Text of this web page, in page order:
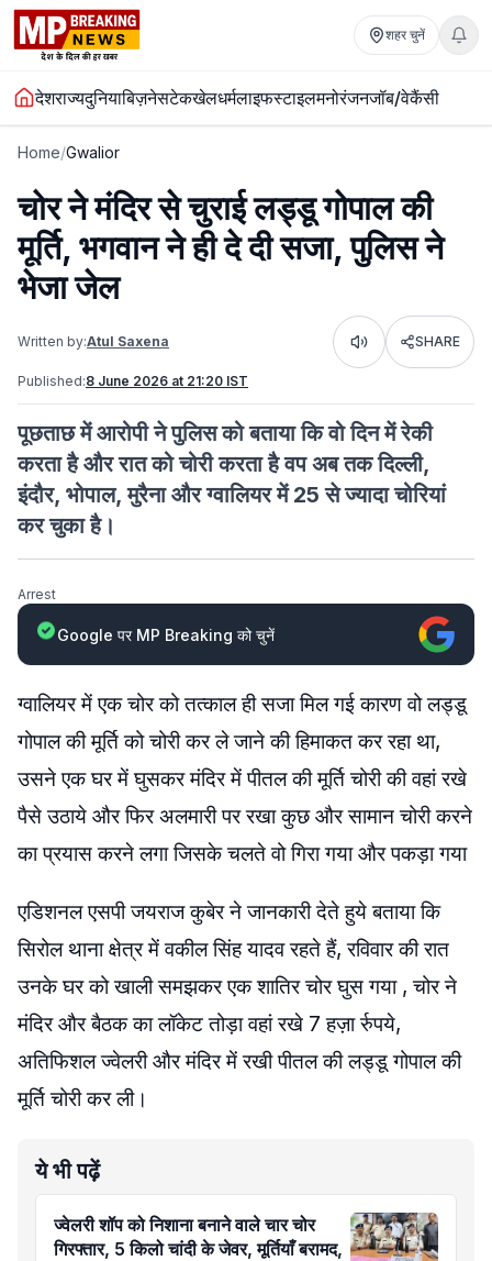
शहर चुनें
देशराज्यदुनियाबिज़नेसटेकखेलधर्मलाइफस्टाइलमनोरंजनजॉब/वेकैंसी
Home/Gwalior
चोर ने मंदिर से चुराई लड्डू गोपाल की
मूर्ति, भगवान ने ही दे दी सजा, पुलिस ने
भेजा जेल
Written by:Atul Saxena Listen SHARE
Published:8 June 2026 at 21:20 IST
पूछताछ में आरोपी ने पुलिस को बताया कि वो दिन में रेकी
करता है और रात को चोरी करता है वप अब तक दिल्ली,
इंदौर, भोपाल, मुरैना और ग्वालियर में 25 से ज्यादा चोरियां
कर चुका है।
Arrest
Google पर MP Breaking को चुनें
ग्वालियर में एक चोर को तत्काल ही सजा मिल गई कारण वो लड्डू
गोपाल की मूर्ति को चोरी कर ले जाने की हिमाकत कर रहा था,
उसने एक घर में घुसकर मंदिर में पीतल की मूर्ति चोरी की वहां रखे
पैसे उठाये और फिर अलमारी पर रखा कुछ और सामान चोरी करने
का प्रयास करने लगा जिसके चलते वो गिरा गया और पकड़ा गया
एडिशनल एसपी जयराज कुबेर ने जानकारी देते हुये बताया कि
सिरोल थाना क्षेत्र में वकील सिंह यादव रहते हैं, रविवार की रात
उनके घर को खाली समझकर एक शातिर चोर घुस गया , चोर ने
मंदिर और बैठक का लॉकेट तोड़ा वहां रखे 7 हज़ा र्रुपये,
अतिफिशल ज्वेलरी और मंदिर में रखी पीतल की लड्डू गोपाल की
मूर्ति चोरी कर ली।
ये भी पढ़ें
ज्वेलरी शॉप को निशाना बनाने वाले चार चोर
गिरफ्तार, 5 किलो चांदी के जेवर, मूर्तियाँ बरामद,